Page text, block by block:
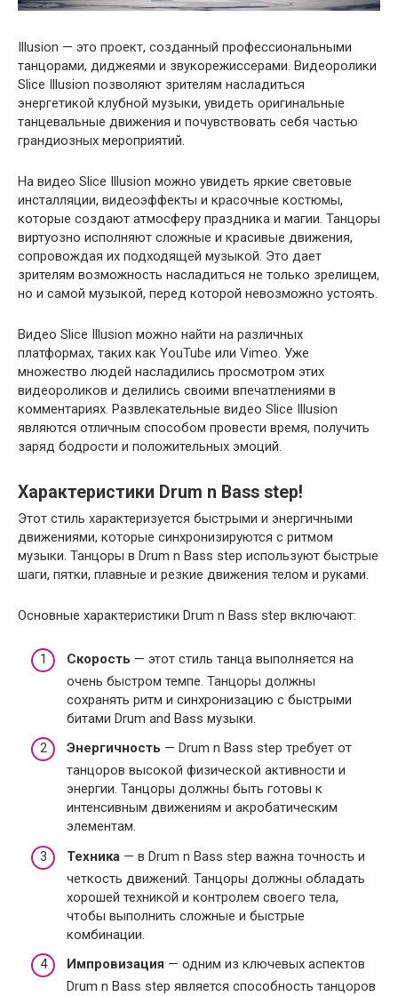
Illusion — это проект, созданный профессиональными
танцорами, диджеями и звукорежиссерами. Видеоролики
Slice Illusion позволяют зрителям насладиться
энергетикой клубной музыки, увидеть оригинальные
танцевальные движения и почувствовать себя частью
грандиозных мероприятий.
На видео Slice Illusion можно увидеть яркие световые
инсталляции, видеоэффекты и красочные костюмы,
которые создают атмосферу праздника и магии. Танцоры
виртуозно исполняют сложные и красивые движения,
сопровождая их подходящей музыкой. Это дает
зрителям возможность насладиться не только зрелищем,
но и самой музыкой, перед которой невозможно устоять.
Видео Slice Illusion можно найти на различных
платформах, таких как YouTube или Vimeo. Уже
множество людей насладились просмотром этих
видеороликов и делились своими впечатлениями в
комментариях. Развлекательные видео Slice Illusion
являются отличным способом провести время, получить
заряд бодрости и положительных эмоций.
Характеристики Drum n Bass step!
Этот стиль характеризуется быстрыми и энергичными
движениями, которые синхронизируются с ритмом
музыки. Танцоры в Drum n Bass step используют быстрые
шаги, пятки, плавные и резкие движения телом и руками.
Основные характеристики Drum n Bass step включают:
Скорость — этот стиль танца выполняется на
очень быстром темпе. Танцоры должны
сохранять ритм и синхронизацию с быстрыми
битами Drum and Bass музыки.
Энергичность — Drum n Bass step требует от
танцоров высокой физической активности и
энергии. Танцоры должны быть готовы к
интенсивным движениям и акробатическим
элементам.
Техника — в Drum n Bass step важна точность и
четкость движений. Танцоры должны обладать
хорошей техникой и контролем своего тела,
чтобы выполнить сложные и быстрые
комбинации.
Импровизация — одним из ключевых аспектов
Drum n Bass step является способность танцоров